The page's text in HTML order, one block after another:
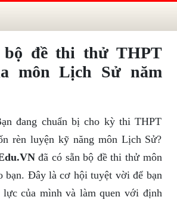
bộ đề thi thử THPT
môn Lịch Sử năm
đang chuẩn bị cho kỳ thi THPT
rèn luyện kỹ năng môn Lịch Sử?
đã có sẵn bộ đề thi thử môn
bạn. Đây là cơ hội tuyệt vời để bạn
của mình và làm quen với định